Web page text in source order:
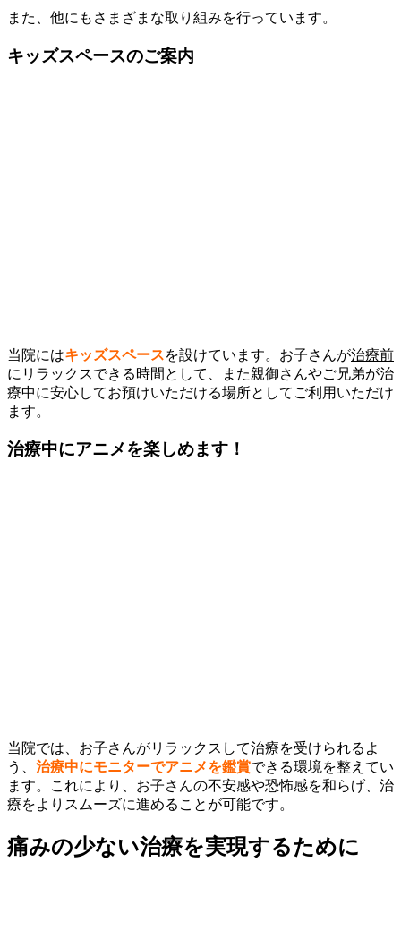
また、他にもさまざまな取り組みを行っています。
キッズスペースのご案内
当院にはキッズスペースを設けています。お子さんが治療前
にリラックスできる時間として、また親御さんやご兄弟が治
療中に安心してお預けいただける場所としてご利用いただけ
ます。
治療中にアニメを楽しめます！
当院では、お子さんがリラックスして治療を受けられるよ
う、 治療中にモニターでアニメを鑑賞できる環境を整えてい
ます。これにより、お子さんの不安感や恐怖感を和らげ、治
療をよりスムーズに進めることが可能です。
痛みの少ない治療を実現するために